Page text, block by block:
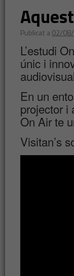
Publicat a02/
L’estudi
únic i
En un
projector i
On Air te
Visitan’s